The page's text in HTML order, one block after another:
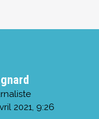
2021, 9:26